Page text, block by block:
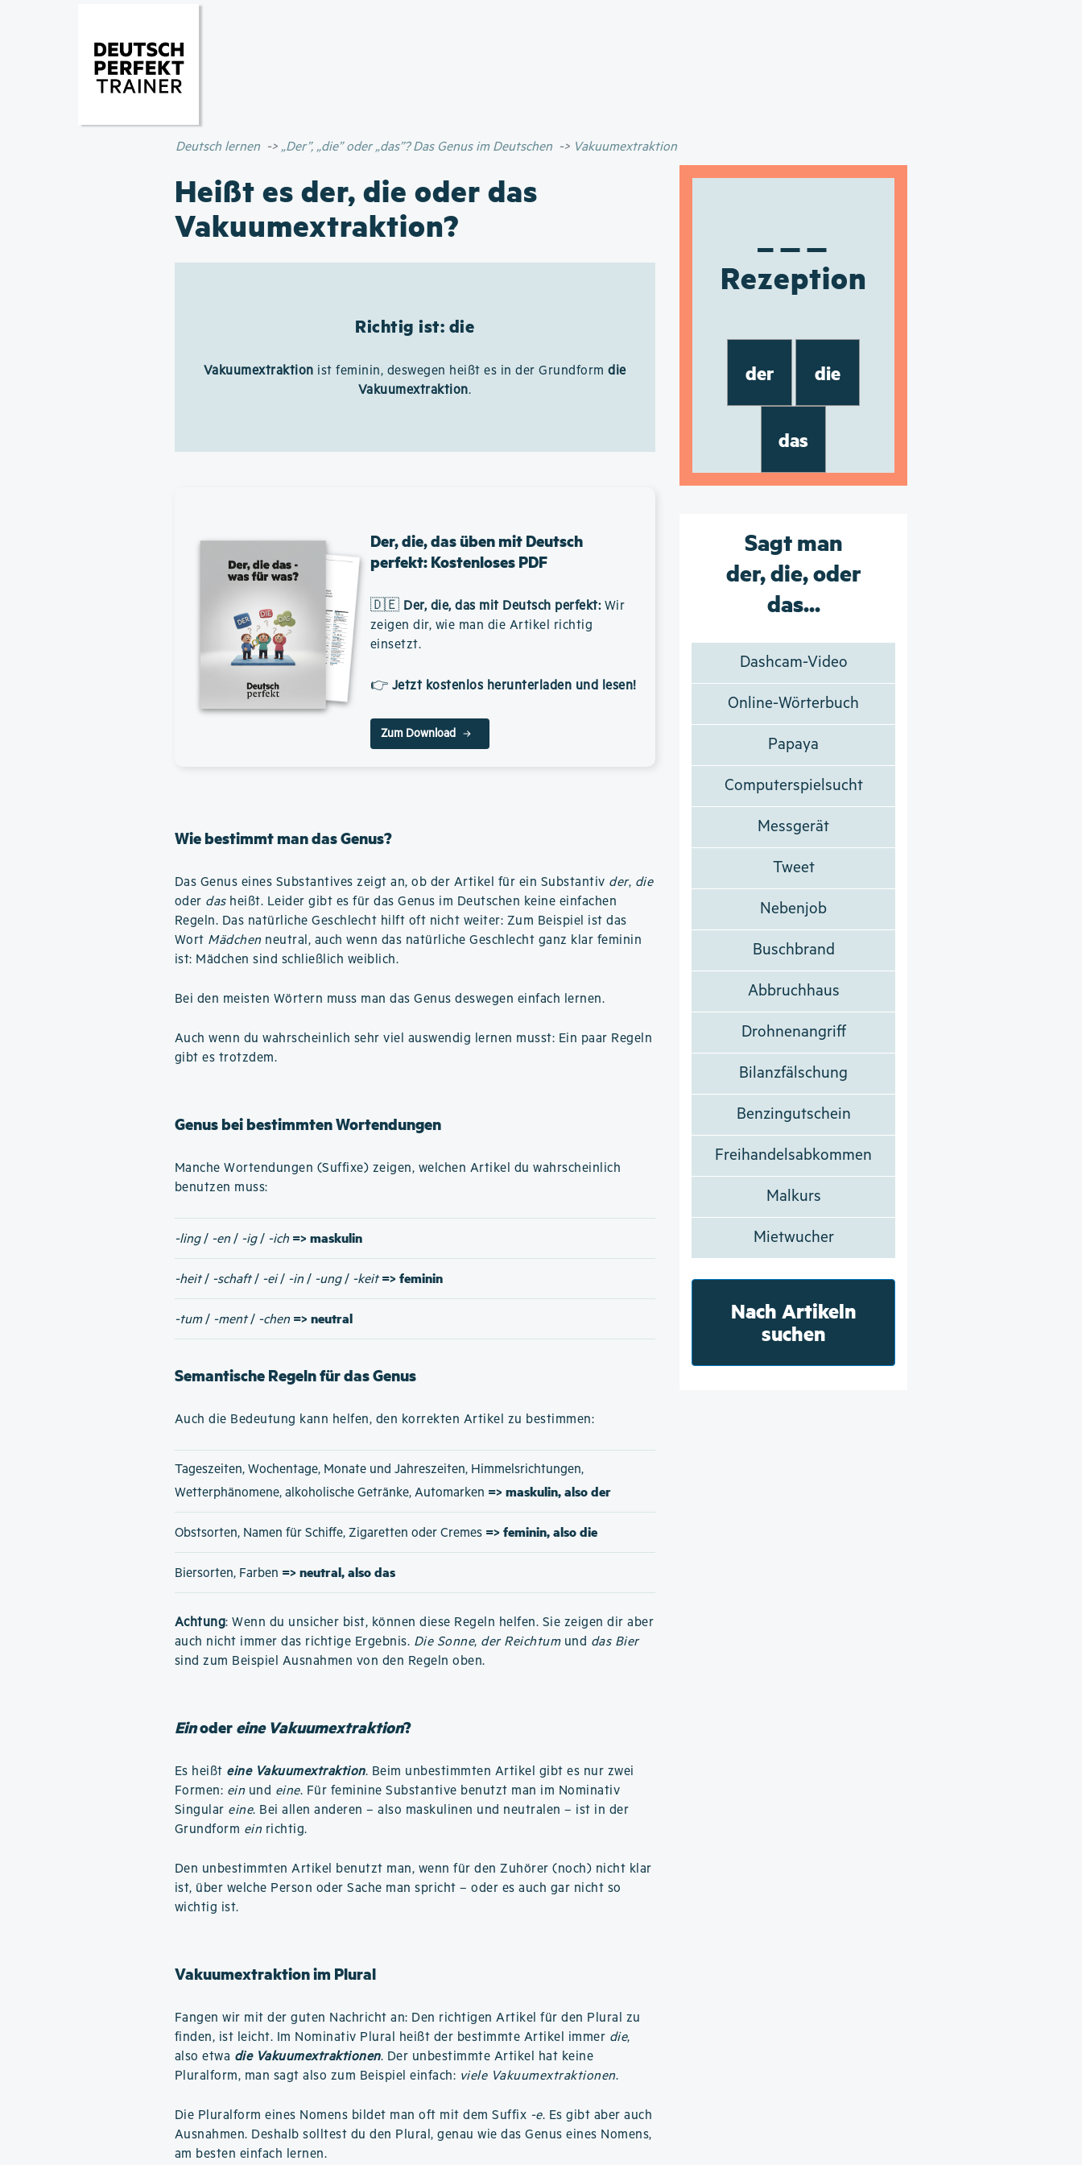
Deutsch lernen „Der”, „die” oder „das”? Das Genus im Deutschen Vakuumextraktion
Heißt es der, die oder das
Vakuumextraktion?
Richtig ist: die
Vakuumextraktion ist feminin, deswegen heißt es in der Grundformdie
Vakuumextraktion.
Der, die, das üben mit Deutsch
perfekt: Kostenloses PDF
🇩🇪 Der, die, das mit Deutsch perfekt: Wir
zeigen dir, wie man die Artikel richtig
einsetzt.
👉 Jetzt kostenlos herunterladen und lesen!
Zum Download
Wie bestimmt man das Genus?
Das Genus eines Substantives zeigt an, ob der Artikel für ein Substantiv der, die
oder dasheißt. Leider gibt es für das Genus im Deutschen keine einfachen
Regeln. Das natürliche Geschlecht hilft oft nicht weiter: Zum Beispiel ist das
Wort Mädchen neutral, auch wenn das natürliche Geschlecht ganz klar feminin
ist: Mädchen sind schließlich weiblich.
Bei den meisten Wörtern muss man das Genus deswegen einfach lernen.
Auch wenn du wahrscheinlich sehr viel auswendig lernen musst: Ein paar Regeln
gibt es trotzdem.
Genus bei bestimmten Wortendungen
Manche Wortendungen (Suffixe) zeigen, welchen Artikel du wahrscheinlich
benutzen muss:
-ling/ -en/ -ig/ -ich => maskulin
-heit/ -schaft/ -ei/ -in/ -ung/ -keit => feminin
-tum/ -ment/ -chen => neutral
Semantische Regeln für das Genus
Auch die Bedeutung kann helfen, den korrekten Artikel zu bestimmen:
Tageszeiten, Wochentage, Monate und Jahreszeiten, Himmelsrichtungen,
Wetterphänomene, alkoholische Getränke, Automarken => maskulin, also der
Obstsorten, Namen für Schiffe, Zigaretten oder Cremes => feminin, also die
Biersorten, Farben => neutral, also das
Achtung: Wenn du unsicher bist, können diese Regeln helfen. Sie zeigen dir aber
auch nicht immer das richtige Ergebnis. Die Sonne, der Reichtumund das Bier
sind zum Beispiel Ausnahmen von den Regeln oben.
Einodereine Vakuumextraktion?
Es heißt eine Vakuumextraktion. Beim unbestimmten Artikel gibt es nur zwei
Formen: ein und eine. Für feminine Substantive benutzt man im Nominativ
Singular eine. Bei allen anderen – also maskulinen und neutralen – ist in der
Grundform ein richtig.
Den unbestimmten Artikel benutzt man, wenn für den Zuhörer (noch) nicht klar
ist, über welche Person oder Sache man spricht – oder es auch gar nicht so
wichtig ist.
Vakuumextraktion im Plural
Fangen wir mit der guten Nachricht an: Den richtigen Artikel für den Plural zu
finden, ist leicht. Im Nominativ Plural heißt der bestimmte Artikel immer die,
also etwa die Vakuumextraktionen. Der unbestimmte Artikel hat keine
Pluralform, man sagt also zum Beispiel einfach: viele Vakuumextraktionen.
Die Pluralform eines Nomens bildet man oft mit dem Suffix -e. Es gibt aber auch
Ausnahmen. Deshalb solltest du den Plural, genau wie das Genus eines Nomens,
am besten einfach lernen.
Rezeption
der die
das
Sagt man
der, die, oder
das...
Dashcam-Video
Online-Wörterbuch
Papaya
Computerspielsucht
Messgerät
Tweet
Nebenjob
Buschbrand
Abbruchhaus
Drohnenangriff
Bilanzfälschung
Benzingutschein
Freihandelsabkommen
Malkurs
Mietwucher
Nach Artikeln
suchen